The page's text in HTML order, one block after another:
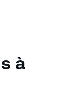
à